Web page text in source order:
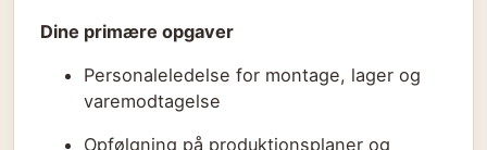
Dine primære opgaver
Personaleledelse for montage, lager og
varemodtagelse
Opfølgning på produktionsplaner og